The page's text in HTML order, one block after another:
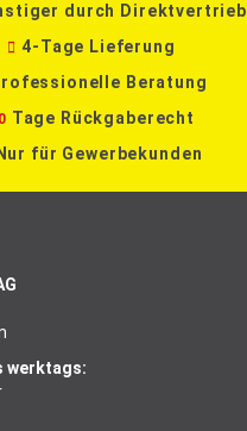
durch Direktvertrieb
4-Tage Lieferung
Beratung
Tage Rückgaberecht
Nur für Gewerbekunden
werktags: